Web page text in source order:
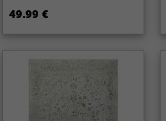
49.99 €